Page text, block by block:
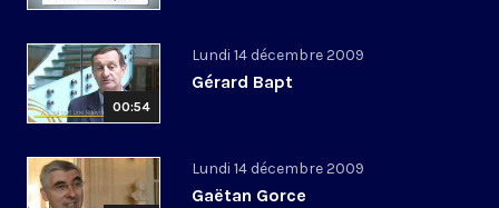
00:54
Lundi 14 décembre 2009
Gérard Bapt
Lundi 14 décembre 2009
Gaëtan Gorce